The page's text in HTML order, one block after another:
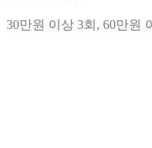
30만원 이상 3회, 60만원